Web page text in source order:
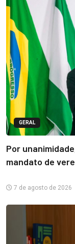
GERAL
Por
mandato de
7 de agosto de 2026